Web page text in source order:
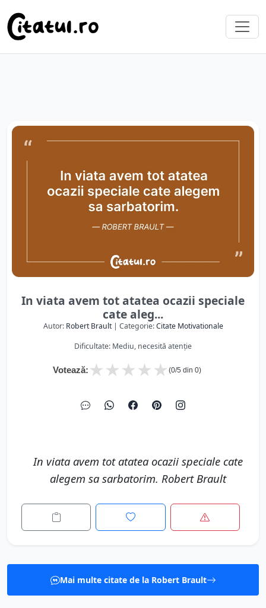
In viata avem tot atatea ocazii speciale
cate aleg...
Autor: Robert Brault| Categorie:Citate Motivationale
Dificultate: Mediu, necesită atenție
Votează: ★
★
★
★
★ (0/5 din 0)
In viata avem tot atatea ocazii speciale cate
alegem sa sarbatorim. Robert Brault
Mai multe citate de la Robert Brault